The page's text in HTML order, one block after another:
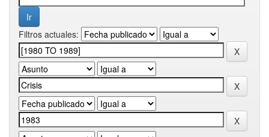
Filtros actuales: